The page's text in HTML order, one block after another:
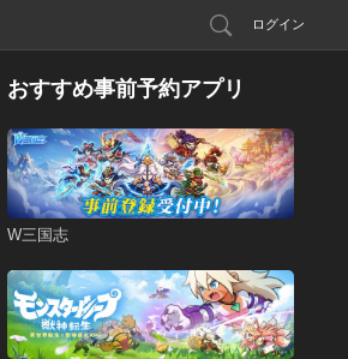
ログイン
おすすめ事前予約アプリ
W三国志